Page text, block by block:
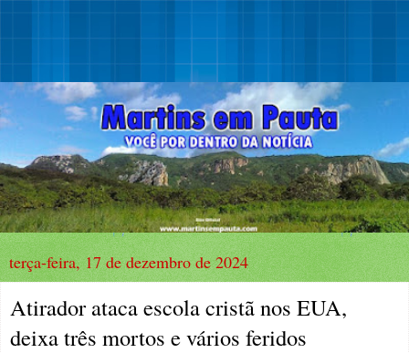
terça-feira, 17 de dezembro de 2024
Atirador ataca escola cristã nos EUA,
deixa três mortos e vários feridos